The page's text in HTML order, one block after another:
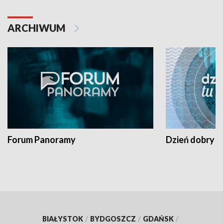
ARCHIWUM
Forum Panoramy Dzień dobry
BIAŁYSTOK / BYDGOSZCZ / GDAŃSK /